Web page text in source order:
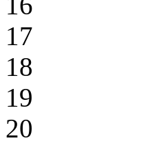
17
18
19
20